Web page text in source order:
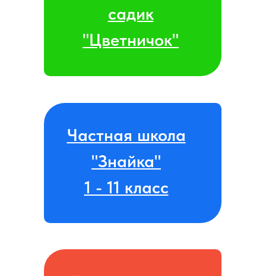
садик
"Цветничок"
Частная школа
"Знайка"
1 - 11 класс